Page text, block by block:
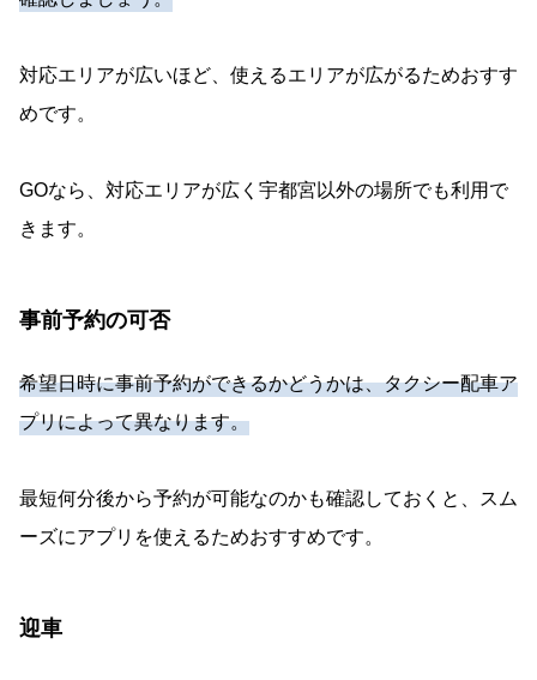
対応エリアが広いほど、使えるエリアが広がるためおすす
めです。
GOなら、対応エリアが広く宇都宮以外の場所でも利用で
きます。
事前予約の可否
希望日時に事前予約ができるかどうかは、タクシー配車ア
プリによって異なります。
最短何分後から予約が可能なのかも確認しておくと、スム
ーズにアプリを使えるためおすすめです。
迎車